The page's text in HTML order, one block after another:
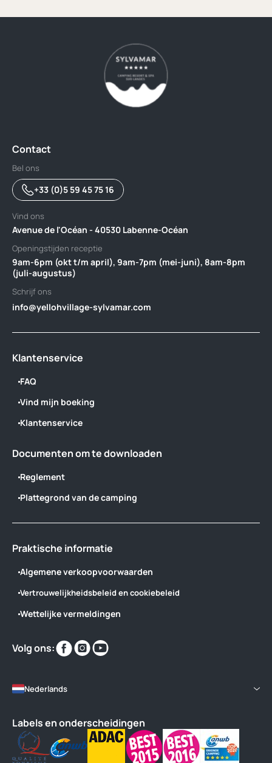
Contact
Bel ons
+33 (0)5 59 45 75 16
Vind ons
Avenue de l'Océan - 40530 Labenne-Océan
Openingstijden receptie
9am-6pm (okt t/m april), 9am-7pm (mei-juni), 8am-8pm
(juli-augustus)
Schrijf ons
info@yellohvillage-sylvamar.com
Klantenservice
FAQ
Vind mijn boeking
Klantenservice
Documenten om te downloaden
Reglement
Plattegrond van de camping
Praktische informatie
Algemene verkoopvoorwaarden
Vertrouwelijkheidsbeleid en cookiebeleid
Wettelijke vermeldingen
Volg ons:
Vind
ons
Vind
ons
Nederlands
Labels en onderscheidingen